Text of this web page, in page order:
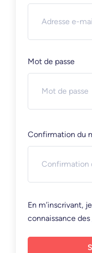
Mot de passe
Confirmation du
En m’inscrivant,
connaissance des